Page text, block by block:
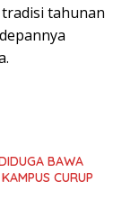
tahunan
BAWA
CURUP